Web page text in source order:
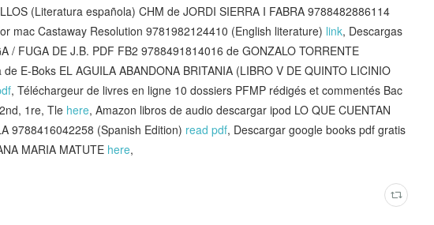
(Literatura española) CHM de JORDI SIERRA I FABRA 9788482886114
mac Castaway Resolution 9781982124410 (English literature) link, Descargas
/ FUGA DE J.B. PDF FB2 9788491814016 de GONZALO TORRENTE
E-Boks EL AGUILA ABANDONA BRITANIA (LIBRO V DE QUINTO LICINIO
, Téléchargeur de livres en ligne 10 dossiers PFMP rédigés et commentés Bac
1re, Tle here, Amazon libros de audio descargar ipod LO QUE CUENTAN
9788416042258 (Spanish Edition) read pdf, Descargar google books pdf gratis
MARIA MATUTE here,